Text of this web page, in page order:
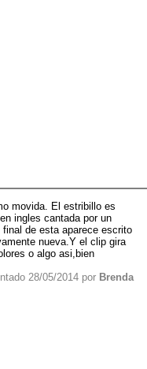
movida. El estribillo es
ingles cantada por un
de esta aparece escrito
nueva.Y el clip gira
o algo asi,bien
28/05/2014 por Brenda